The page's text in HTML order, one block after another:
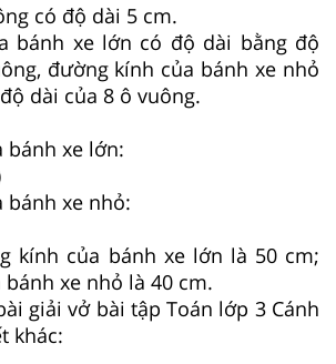
có độ dài 5 cm.
bánh xe lớn có độ dài bằng độ
đường kính của bánh xe nhỏ
dài của 8 ô vuông.
xe lớn:
xe nhỏ:
kính của bánh xe lớn là 50 cm;
xe nhỏ là 40 cm.
giải vở bài tập Toán lớp 3 Cánh
khác: